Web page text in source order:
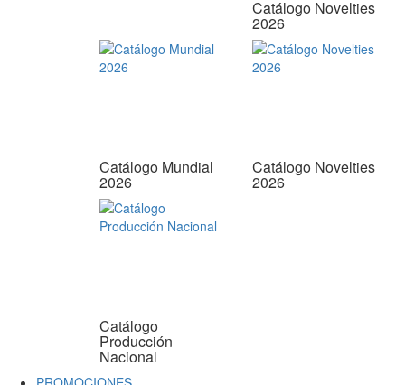
Catálogo Novelties
2026
Catálogo Mundial
2026
Catálogo Novelties
2026
Catálogo
Producción
Nacional